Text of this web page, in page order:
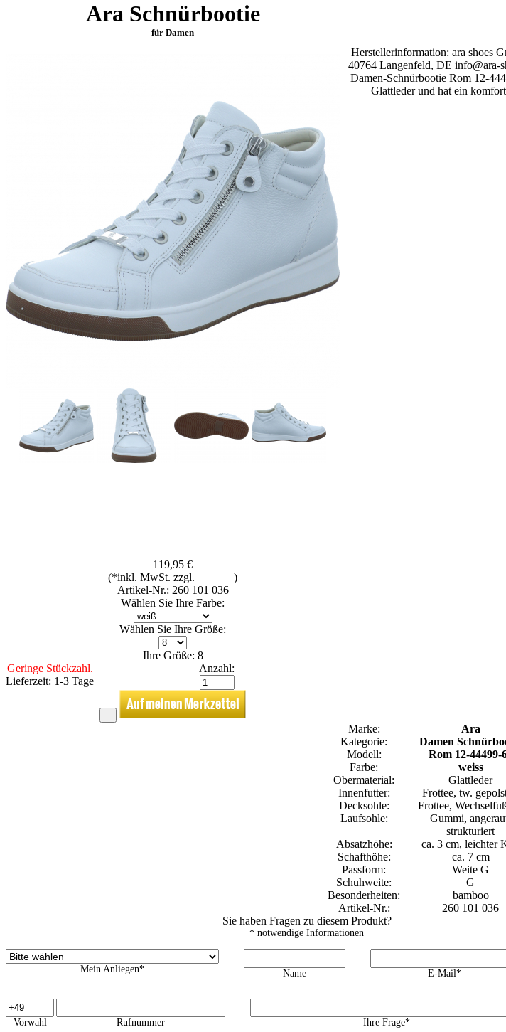
Ara Schnürbootie
für Damen
119,95 €
(*inkl. MwSt. zzgl.
)
Artikel-Nr.: 260 101 036
Wählen Sie Ihre Farbe:
Wählen Sie Ihre Größe:
Ihre Größe: 8
Geringe Stückzahl.
Lieferzeit: 1-3 Tage
Anzahl:
Herstellerinformation: ara shoes
40764 Langenfeld, DE info@ara-
Damen-Schnürbootie Rom 12-
Glattleder und hat ein
Marke:
Ara
Kategorie:
Damen
Modell:
Rom 12-44499-
Farbe:
weiss
Obermaterial:
Glattleder
Innenfutter:
Frottee, tw.
Decksohle:
Frottee,
Laufsohle:
Gummi,
strukturiert
Absatzhöhe:
ca. 3 cm, leichter
Schafthöhe:
ca. 7 cm
Passform:
Weite G
Schuhweite:
G
Besonderheiten:
bamboo
Artikel-Nr.:
260 101 036
Sie haben Fragen zu diesem Produkt?
* notwendige Informationen
Mein Anliegen* Name E-Mail*
Vorwahl Rufnummer Ihre Frage*